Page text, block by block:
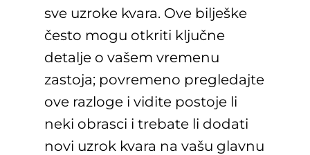
sve uzroke kvara. Ove bilješke
često mogu otkriti ključne
detalje o vašem vremenu
zastoja; povremeno pregledajte
ove razloge i vidite postoje li
neki obrasci i trebate li dodati
novi uzrok kvara na vašu glavnu